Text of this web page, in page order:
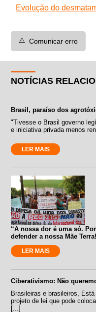
Evolução do
⚠️ Comunicar erro
NOTÍCIAS
Brasil, paraíso dos
"Tivesse o Brasil governo
e iniciativa privada menos
LER MAIS
“A nossa dor é uma só.
defender a nossa Mãe
LER MAIS
Ciberativismo: Não
Brasileiras e brasileiros,
projeto de lei que pode
[...]